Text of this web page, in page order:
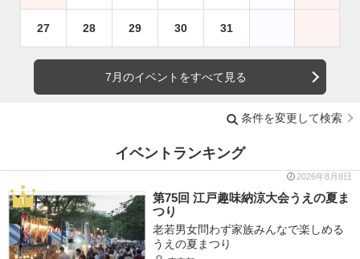
27 28 29 30 31
7月のイベントをすべて見る
条件を変更して検索
イベントランキング
2026年8月8日
第75回 江戸趣味納涼大会うえの夏ま
つり
老若男女問わず家族みんなで楽しめる
うえの夏まつり